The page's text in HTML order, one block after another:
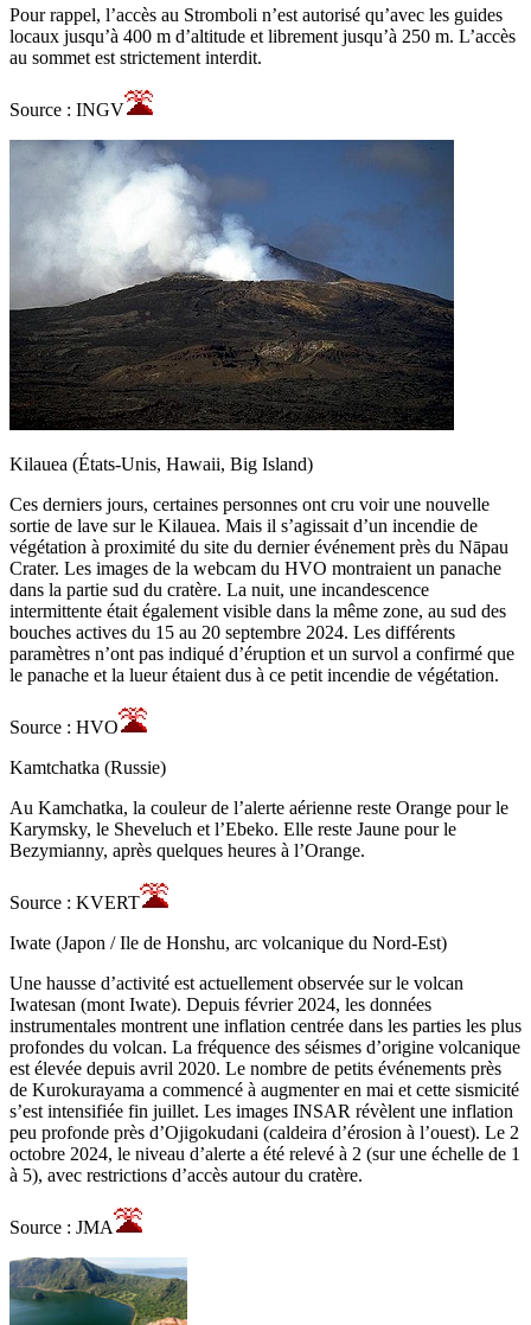
Pour rappel, l’accès au Stromboli n’est autorisé qu’avec les guides
locaux jusqu’à 400 m d’altitude et librement jusqu’à 250 m. L’accès
au sommet est strictement interdit.
Source : INGV
Kilauea (États-Unis, Hawaii, Big Island)
Ces derniers jours, certaines personnes ont cru voir une nouvelle
sortie de lave sur le Kilauea. Mais il s’agissait d’un incendie de
végétation à proximité du site du dernier événement près du Nāpau
Crater. Les images de la webcam du HVO montraient un panache
dans la partie sud du cratère. La nuit, une incandescence
intermittente était également visible dans la même zone, au sud des
bouches actives du 15 au 20 septembre 2024. Les différents
paramètres n’ont pas indiqué d’éruption et un survol a confirmé que
le panache et la lueur étaient dus à ce petit incendie de végétation.
Source : HVO
Kamtchatka (Russie)
Au Kamchatka, la couleur de l’alerte aérienne reste Orange pour le
Karymsky, le Sheveluch et l’Ebeko. Elle reste Jaune pour le
Bezymianny, après quelques heures à l’Orange.
Source : KVERT
Iwate (Japon / Ile de Honshu, arc volcanique du Nord-Est)
Une hausse d’activité est actuellement observée sur le volcan
Iwatesan (mont Iwate). Depuis février 2024, les données
instrumentales montrent une inflation centrée dans les parties les plus
profondes du volcan. La fréquence des séismes d’origine volcanique
est élevée depuis avril 2020. Le nombre de petits événements près
de Kurokurayama a commencé à augmenter en mai et cette sismicité
s’est intensifiée fin juillet. Les images INSAR révèlent une inflation
peu profonde près d’Ojigokudani (caldeira d’érosion à l’ouest). Le 2
octobre 2024, le niveau d’alerte a été relevé à 2 (sur une échelle de 1
à 5), avec restrictions d’accès autour du cratère.
Source : JMA